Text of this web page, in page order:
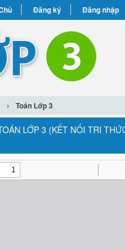
Đăng ký Đăng nhập
› Toán Lớp 3
LỚP 3 (KẾT NỐI TRI